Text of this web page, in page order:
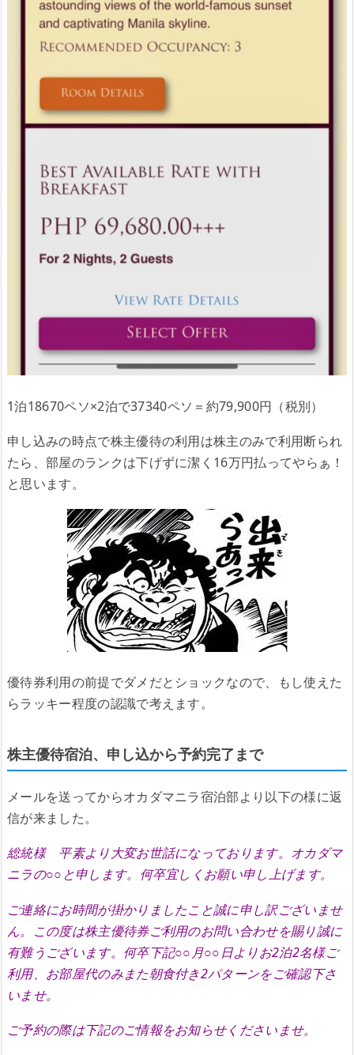
1泊18670ペソ×2泊で37340ペソ＝約79,900円（税別）
申し込みの時点で株主優待の利用は株主のみで利用断られ
たら、部屋のランクは下げずに潔く16万円払ってやらぁ！
と思います。
優待券利用の前提でダメだとショックなので、もし使えた
らラッキー程度の認識で考えます。
株主優待宿泊、申し込から予約完了まで
メールを送ってからオカダマニラ宿泊部より以下の様に返
信が来ました。
総統様 平素より大変お世話になっております。オカダマ
ニラの○○と申します。何卒宜しくお願い申し上げます。
ご連絡にお時間が掛かりましたこと誠に申し訳ございませ
ん。この度は株主優待券ご利用のお問い合わせを賜り誠に
有難うございます。何卒下記○○月○○日よりお2泊2名様ご
利用、お部屋代のみまた朝食付き2パターンをご確認下さ
いませ。
ご予約の際は下記のご情報をお知らせくださいませ。